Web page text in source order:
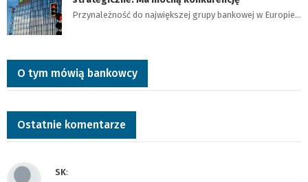
Przynależność do największej grupy bankowej w Europie…
O tym mówią bankowcy
Ostatnie komentarze
SK: